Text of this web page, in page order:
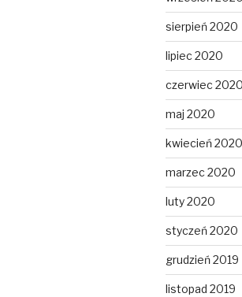
sierpień 2020
lipiec 2020
czerwiec
maj 2020
kwiecień 2020
marzec 2020
luty 2020
styczeń 2020
grudzień 2019
listopad 2019